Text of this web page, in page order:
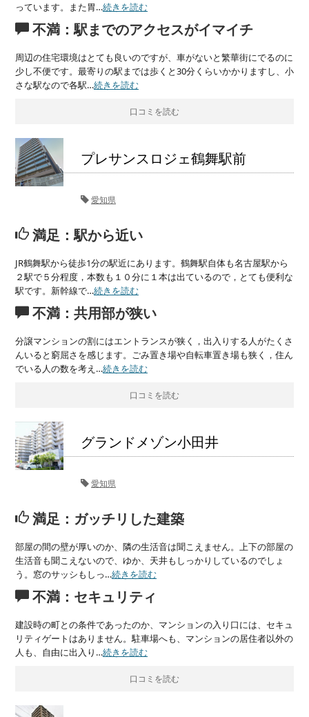
っています。また胃…続きを読む
不満：駅までのアクセスがイマイチ
周辺の住宅環境はとても良いのですが、車がないと繁華街にでるのに
少し不便です。最寄りの駅までは歩くと30分くらいかかりますし、小
さな駅なので各駅…続きを読む
口コミを読む
プレサンスロジェ鶴舞駅前
愛知県
満足：駅から近い
JR鶴舞駅から徒歩1分の駅近にあります。鶴舞駅自体も名古屋駅から
２駅で５分程度，本数も１０分に１本は出ているので，とても便利な
駅です。新幹線で…続きを読む
不満：共用部が狭い
分譲マンションの割にはエントランスが狭く，出入りする人がたくさ
んいると窮屈さを感じます。ごみ置き場や自転車置き場も狭く，住ん
でいる人の数を考え…続きを読む
口コミを読む
グランドメゾン小田井
愛知県
満足：ガッチリした建築
部屋の間の壁が厚いのか、隣の生活音は聞こえません。上下の部屋の
生活音も聞こえないので、ゆか、天井もしっかりしているのでしょ
う。窓のサッシもしっ…続きを読む
不満：セキュリティ
建設時の町との条件であったのか、マンションの入り口には、セキュ
リティゲートはありません。駐車場へも、マンションの居住者以外の
人も、自由に出入り…続きを読む
口コミを読む